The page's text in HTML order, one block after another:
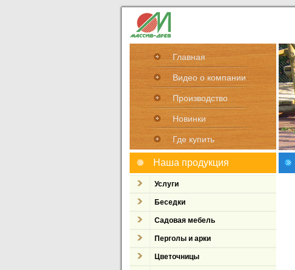
Главная
Видео о компании
Производство
Новинки
Где купить
Наша продукция
Услуги
Беседки
Садовая мебель
Перголы и арки
Цветочницы